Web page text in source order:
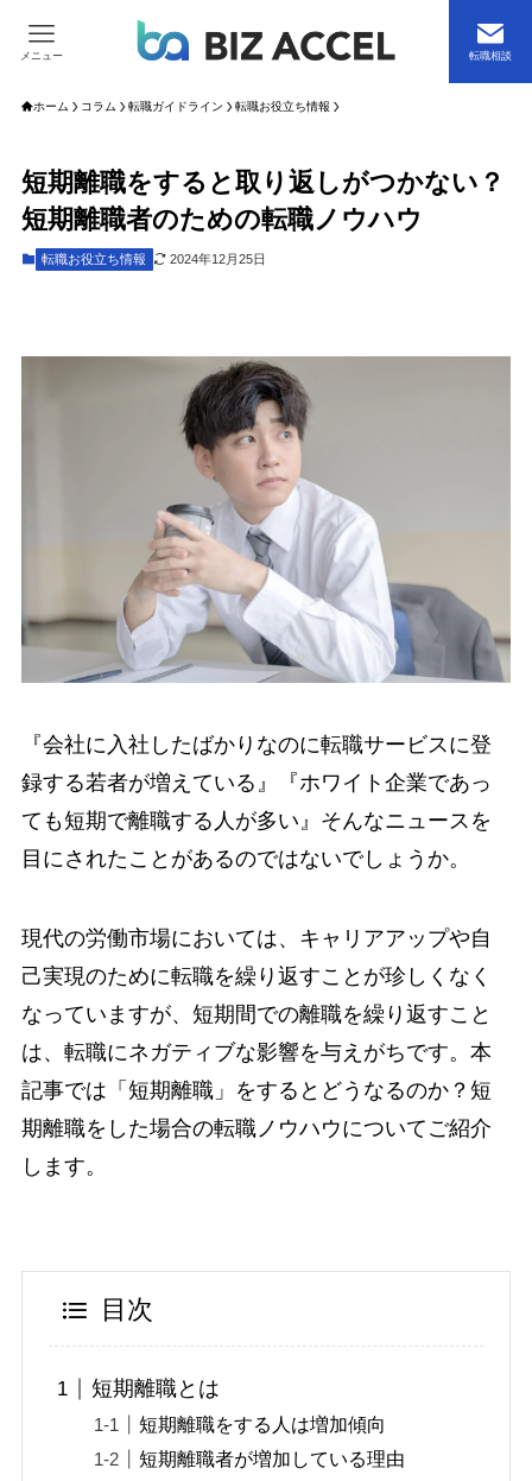
転職相談
メニュー
ホーム コラム 転職ガイドライン 転職お役立ち情報
短期離職をすると取り返しがつかない？
短期離職者のための転職ノウハウ
転職お役立ち情報 2024年12月25日
『会社に入社したばかりなのに転職サービスに登
録する若者が増えている』『ホワイト企業であっ
ても短期で離職する人が多い』そんなニュースを
目にされたことがあるのではないでしょうか。
現代の労働市場においては、キャリアアップや自
己実現のために転職を繰り返すことが珍しくなく
なっていますが、短期間での離職を繰り返すこと
は、転職にネガティブな影響を与えがちです。本
記事では「短期離職」をするとどうなるのか？短
期離職をした場合の転職ノウハウについてご紹介
します。
目次
短期離職とは
短期離職をする人は増加傾向
短期離職者が増加している理由